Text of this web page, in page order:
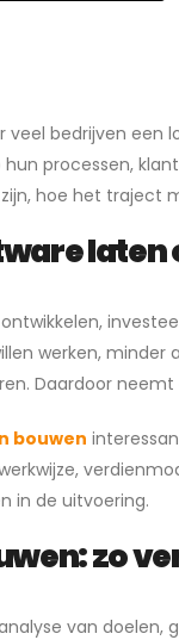
veel bedrijven een
processen,
hoe het
werken,
Daardoor
bouwen
in de uitvoering.
zo
van doelen,